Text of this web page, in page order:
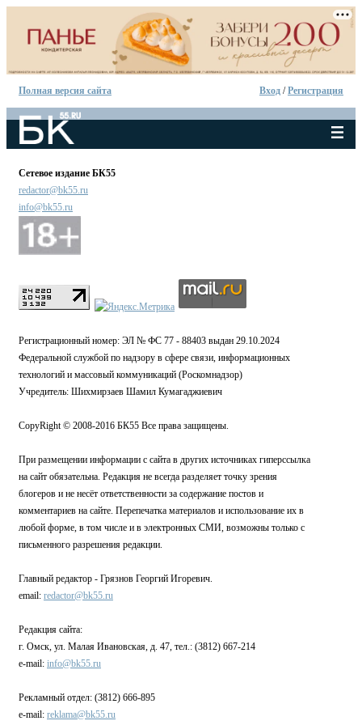
Полная версия сайта Вход /Регистрация
Сетевое издание БК55
redactor@bk55.ru
info@bk55.ru
Регистрационный номер: ЭЛ № ФС 77 - 88403 выдан 29.10.2024
Федеральной службой по надзору в сфере связи, информационных
технологий и массовый коммуникаций (Роскомнадзор)
Учредитель: Шихмирзаев Шамил Кумагаджиевич
CopyRight © 2008-2016 БК55 Все права защищены.
При размещении информации с сайта в других источниках гиперссылка
на сайт обязательна. Редакция не всегда разделяет точку зрения
блогеров и не несёт ответственности за содержание постов и
комментариев на сайте. Перепечатка материалов и использование их в
любой форме, в том числе и в электронных СМИ, возможны только с
письменного разрешения редакции.
Главный редактор - Грязнов Георгий Игоревич.
email: redactor@bk55.ru
Редакция сайта:
г. Омск, ул. Малая Ивановская, д. 47, тел.: (3812) 667-214
e-mail: info@bk55.ru
Рекламный отдел: (3812) 666-895
e-mail: reklama@bk55.ru